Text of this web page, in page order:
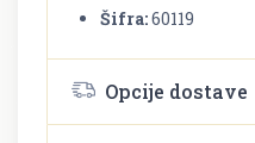
Šifra:60119
Opcije dostave